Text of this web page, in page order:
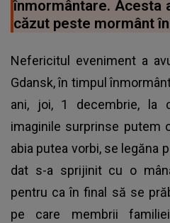
înmormântare. Acesta
căzut peste mormânt
Nefericitul eveniment a
Gdansk, în timpul
ani, joi, 1 decembrie, la
imaginile surprinse putem
abia putea vorbi, se legăna
dat s-a sprijinit cu o
pentru ca în final să se
pe care membrii